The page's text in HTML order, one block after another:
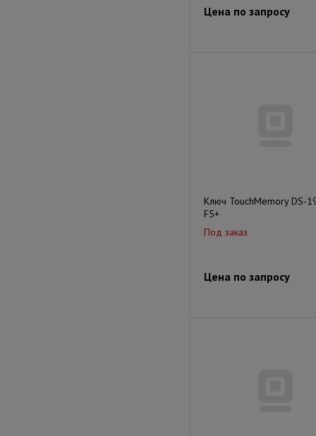
Цена по запросу
Ключ TouchMemory DS-
F5+
Под заказ
Цена по запросу